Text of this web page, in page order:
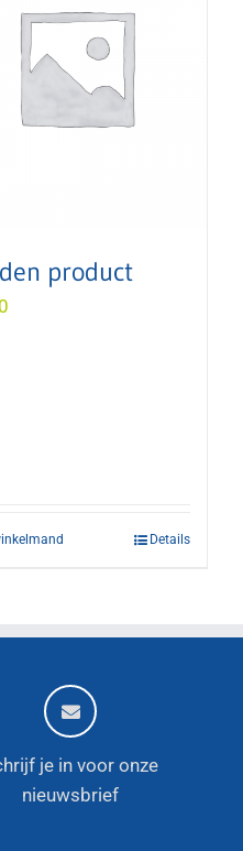
product
Details
je in voor onze
nieuwsbrief